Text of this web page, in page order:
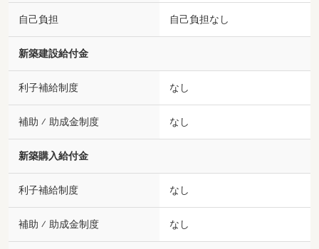
自己負担 自己負担なし
新築建設給付金
利子補給制度 なし
補助 ⁄ 助成金制度 なし
新築購入給付金
利子補給制度 なし
補助 ⁄ 助成金制度 なし